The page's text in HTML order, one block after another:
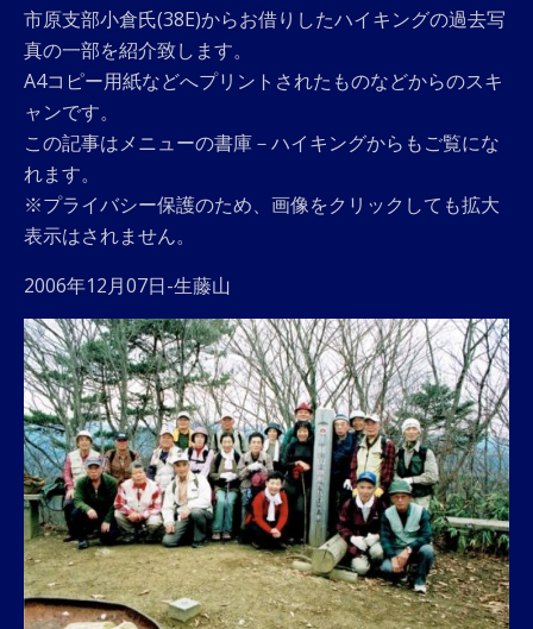
市原支部小倉氏(38E)からお借りしたハイキングの過去写
真の一部を紹介致します。
A4コピー用紙などへプリントされたものなどからのスキ
ャンです。
この記事はメニューの書庫－ハイキングからもご覧にな
れます。
※プライバシー保護のため、画像をクリックしても拡大
表示はされません。
2006年12月07日-生藤山